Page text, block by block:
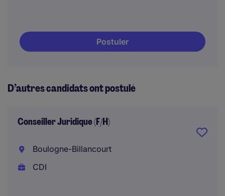
Postuler
D’autres candidats ont postulé
Conseiller Juridique (F/H)
Boulogne-Billancourt
CDI